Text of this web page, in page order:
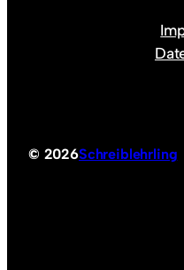
© 2026Schreiblehrling